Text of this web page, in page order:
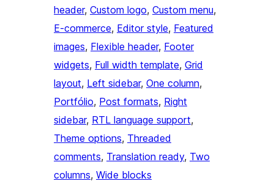
header, Custom logo, Custom menu
E-commerce, Editor style, Featured
images, Flexible header, Footer
widgets, Full width template, Grid
layout, Left sidebar, One column
Portfólio, Post formats, Right
sidebar, RTL language support
Theme options, Threaded
comments, Translation ready, Two
columns, Wide blocks